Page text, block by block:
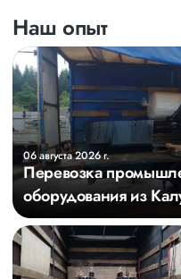
Наш опыт
06 августа 2026 г.
Перевозка
оборудования из